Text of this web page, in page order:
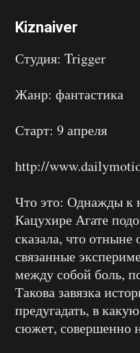
Kiznaiver
Студия: Trigger
Жанр: фантастика
Старт: 9 апреля
http://
Что это: Однажды к
Кацухире Агате
сказала, что отныне
связанные
между собой боль,
Такова завязка
предугадать, в
сюжет, совершенно